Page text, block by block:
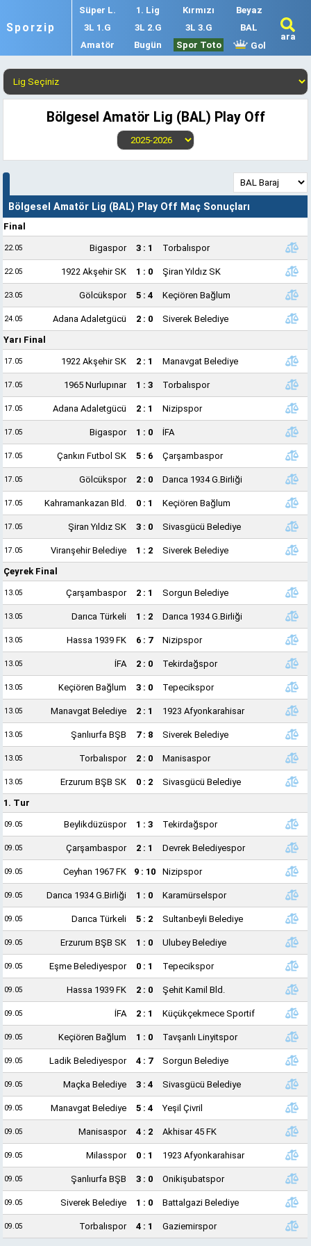
Sporzip
Süper L. 1. Lig Kırmızı
Beyaz
3L 1.G
3L 2.G 3L 3.G
BAL
Amatör
Bugün Spor Toto Gol
ara
Bölgesel Amatör Lig (BAL) Play Off
Bölgesel Amatör Lig (BAL) Play Off Maç Sonuçları
Final
22.05 Bigaspor 3 : 1 Torbalıspor
22.05 1922 Akşehir SK 1 : 0 Şiran Yıldız SK
23.05 Gölcükspor 5 : 4 Keçiören Bağlum
24.05 Adana Adaletgücü 2 : 0
Siverek Belediye
Yarı Final
17.05 1922 Akşehir SK 2 : 1 Manavgat Belediye
17.05 1965 Nurlupınar 1 : 3 Torbalıspor
17.05 Adana Adaletgücü 2 : 1 Nizipspor
17.05 Bigaspor 1 : 0 İFA
17.05 Çankırı Futbol SK 5 : 6 Çarşambaspor
17.05 Gölcükspor 2 : 0 Darıca 1934 G.Birliği
17.05 Kahramankazan Bld. 0 : 1 Keçiören Bağlum
17.05 Şiran Yıldız SK 3 : 0 Sivasgücü Belediye
17.05 Viranşehir Belediye 1 : 2
Siverek Belediye
Çeyrek Final
13.05 Çarşambaspor 2 : 1 Sorgun Belediye
13.05 Darıca Türkeli 1 : 2 Darıca 1934 G.Birliği
13.05 Hassa 1939 FK 6 : 7 Nizipspor
13.05 İFA 2 : 0 Tekirdağspor
13.05 Keçiören Bağlum 3 : 0 Tepecikspor
13.05 Manavgat Belediye 2 : 1 1923 Afyonkarahisar
13.05 Şanlıurfa BŞB 7 : 8 Siverek Belediye
13.05 Torbalıspor 2 : 0 Manisaspor
13.05 Erzurum BŞB SK 0 : 2
Sivasgücü Belediye
1. Tur
09.05 Beylikdüzüspor 1 : 3 Tekirdağspor
09.05 Çarşambaspor 2 : 1 Devrek Belediyespor
09.05 Ceyhan 1967 FK 9 : 10 Nizipspor
09.05 Darıca 1934 G.Birliği 1 : 0 Karamürselspor
09.05 Darıca Türkeli 5 : 2 Sultanbeyli Belediye
09.05 Erzurum BŞB SK 1 : 0 Ulubey Belediye
09.05 Eşme Belediyespor 0 : 1 Tepecikspor
09.05 Hassa 1939 FK 2 : 0 Şehit Kamil Bld.
09.05 İFA 2 : 1 Küçükçekmece Sportif
09.05 Keçiören Bağlum 1 : 0 Tavşanlı Linyitspor
09.05 Ladik Belediyespor 4 : 7 Sorgun Belediye
09.05 Maçka Belediye 3 : 4 Sivasgücü Belediye
09.05 Manavgat Belediye 5 : 4 Yeşil Çivril
09.05 Manisaspor 4 : 2 Akhisar 45 FK
09.05 Milasspor 0 : 1 1923 Afyonkarahisar
09.05 Şanlıurfa BŞB 3 : 0 Onikişubatspor
09.05 Siverek Belediye 1 : 0 Battalgazi Belediye
09.05 Torbalıspor 4 : 1 Gaziemirspor